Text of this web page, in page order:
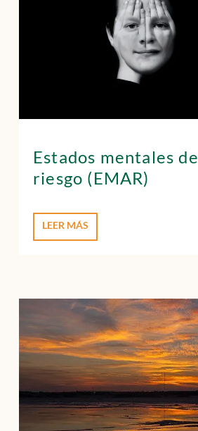
Estados mentales
riesgo (EMAR)
LEER MÁS